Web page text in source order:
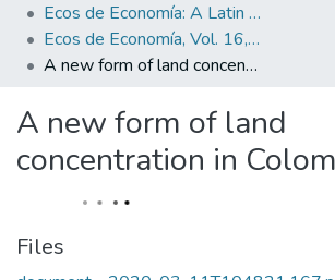
All of DSpace
Statistics
Ecos de Economía: A Latin American Journal of Applied Economics
Ecos de Economía, Vol. 16, No. 34 (2012)
A new form of land concentration in Colombia
A new form of land
concentration in
Files